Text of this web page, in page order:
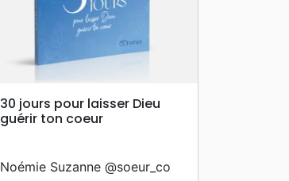
search APERÇU RAPIDE
30 jours pour laisser Dieu
guérir ton coeur
Noémie Suzanne @soeur_co